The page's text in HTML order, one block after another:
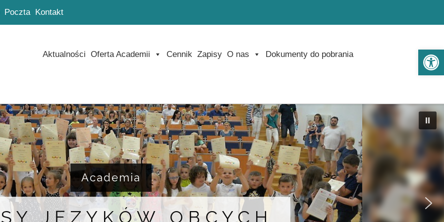
Poczta Kontakt
Aktualności Oferta Academii Cennik Zapisy O nas Dokumenty do pobrania
Academia
JĘZYKÓW OBCYCH